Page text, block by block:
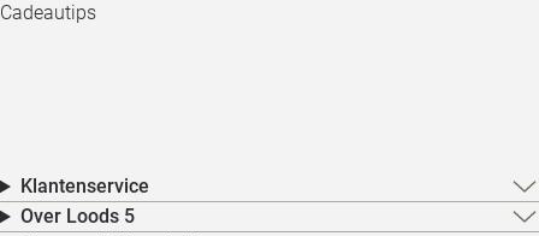
Cadeautips
Klantenservice
Over Loods 5